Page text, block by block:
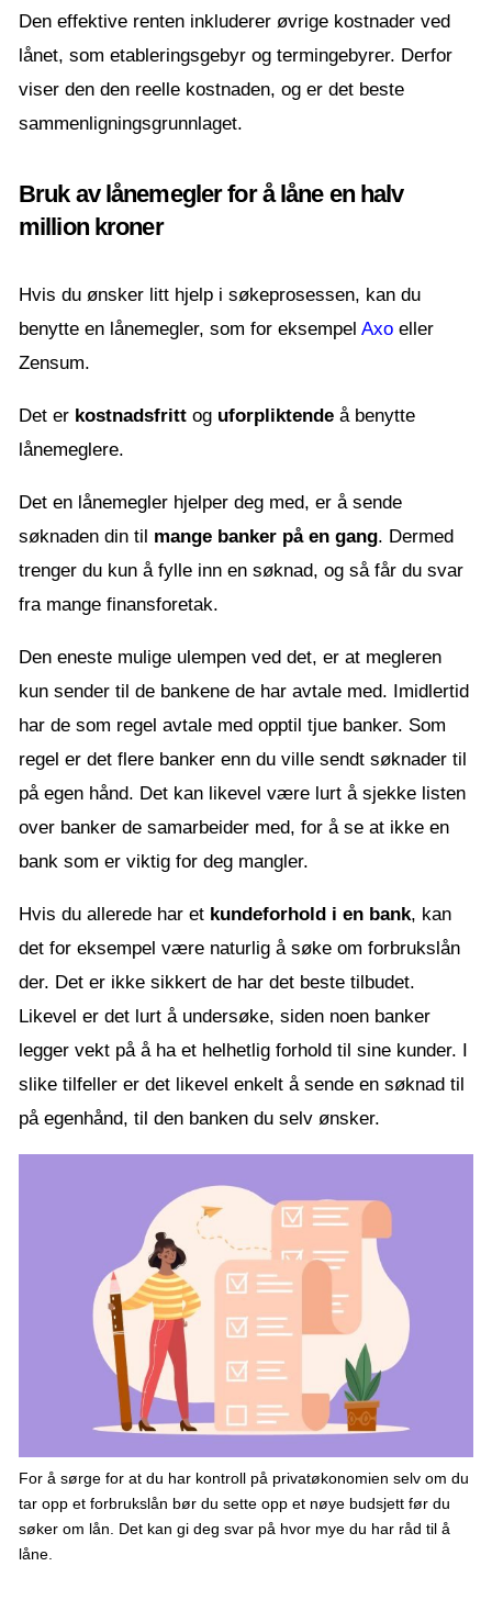
Den effektive renten inkluderer øvrige kostnader ved
lånet, som etableringsgebyr og termingebyrer. Derfor
viser den den reelle kostnaden, og er det beste
sammenligningsgrunnlaget.
Bruk av lånemegler for å låne en halv
million kroner
Hvis du ønsker litt hjelp i søkeprosessen, kan du
benytte en lånemegler, som for eksempel Axo eller
Zensum.
Det er kostnadsfritt og uforpliktende å benytte
lånemeglere.
Det en lånemegler hjelper deg med, er å sende
søknaden din til mange banker på en gang. Dermed
trenger du kun å fylle inn en søknad, og så får du svar
fra mange finansforetak.
Den eneste mulige ulempen ved det, er at megleren
kun sender til de bankene de har avtale med. Imidlertid
har de som regel avtale med opptil tjue banker. Som
regel er det flere banker enn du ville sendt søknader til
på egen hånd. Det kan likevel være lurt å sjekke listen
over banker de samarbeider med, for å se at ikke en
bank som er viktig for deg mangler.
Hvis du allerede har et kundeforhold i en bank, kan
det for eksempel være naturlig å søke om forbrukslån
der. Det er ikke sikkert de har det beste tilbudet.
Likevel er det lurt å undersøke, siden noen banker
legger vekt på å ha et helhetlig forhold til sine kunder. I
slike tilfeller er det likevel enkelt å sende en søknad til
på egenhånd, til den banken du selv ønsker.
For å sørge for at du har kontroll på privatøkonomien selv om du
tar opp et forbrukslån bør du sette opp et nøye budsjett før du
søker om lån. Det kan gi deg svar på hvor mye du har råd til å
låne.